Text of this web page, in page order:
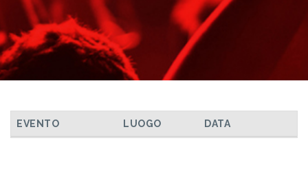
TUTTI GLI EVENTI
EVENTO LUOGO DATA